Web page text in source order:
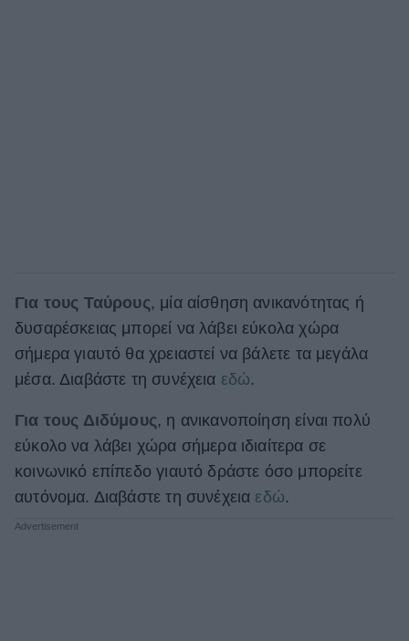
Για τους Ταύρους, μία αίσθηση ανικανότητας ή
δυσαρέσκειας μπορεί να λάβει εύκολα χώρα
σήμερα γιαυτό θα χρειαστεί να βάλετε τα μεγάλα
μέσα. Διαβάστε τη συνέχεια εδώ.
Για τους Διδύμους, η ανικανοποίηση είναι πολύ
εύκολο να λάβει χώρα σήμερα ιδιαίτερα σε
κοινωνικό επίπεδο γιαυτό δράστε όσο μπορείτε
αυτόνομα. Διαβάστε τη συνέχεια εδώ.